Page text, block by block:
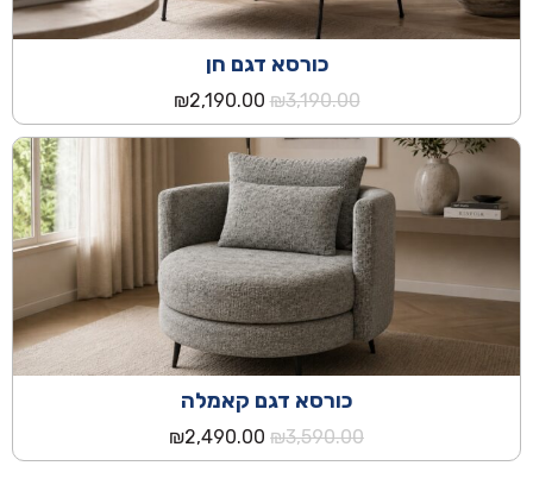
כורסא דגם חן
₪3,190.00
המחיר
המקורי
היה:
₪3,190.00.
₪2,190.00
הנוכחי
הוא:
כורסא דגם קאמלה
₪3,590.00
המחיר
המקורי
₪2,490.00
הנוכחי